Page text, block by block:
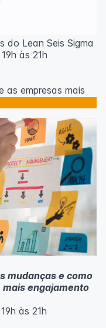
do Lean Seis Sigma
às 21h
as empresas mais
resolver
Ishikawa e voz do
Seis Sigma: do White
realizadas com
computador, celular
mudanças e como
engajamento
às 21h